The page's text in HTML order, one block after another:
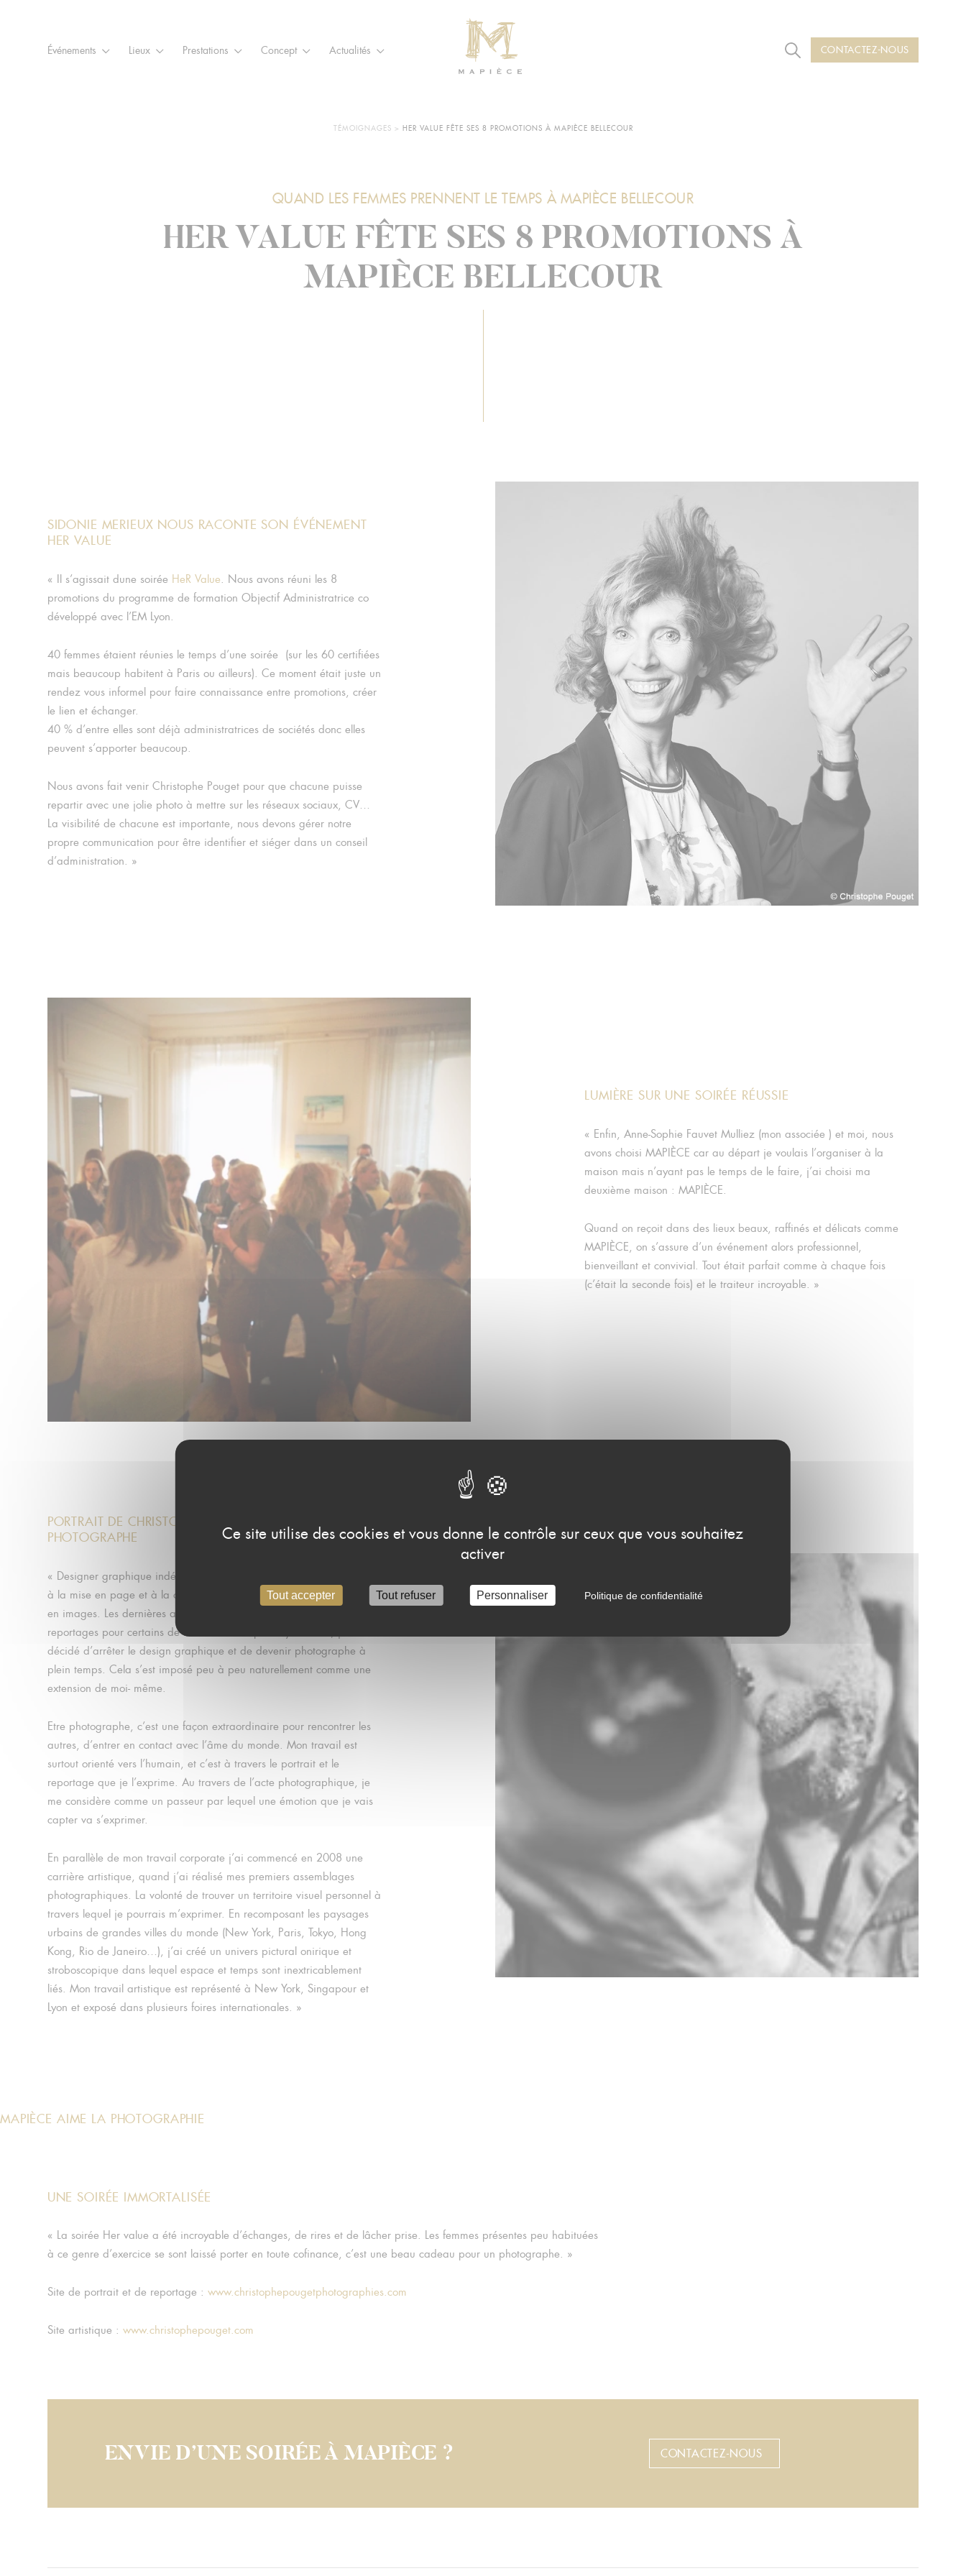
Ce site utilise des cookies et vous donne le contrôle sur ceux que vous souhaitez
activer
Tout accepter Tout refuser Personnaliser Politique de confidentialité
Événements Lieux Prestations Concept Actualités
Rechercher
CONTACTEZ-NOUS
VOUS
TÉMOIGNAGES > HER VALUE FÊTE SES 8 PROMOTIONS À MAPIÈCE BELLECOUR
QUAND LES FEMMES PRENNENT LE TEMPS À MAPIÈCE BELLECOUR
HER VALUE FÊTE SES 8 PROMOTIONS À
SIDONIE MERIEUX NOUS RACONTE SON ÉVÉNEMENT
HER VALUE
« Il s’agissait dune soirée HeR Value. Nous avons réuni les 8
promotions du programme de formation Objectif Administratrice co
développé avec l’EM Lyon.
40 femmes étaient réunies le temps d’une soirée (sur les 60 certifiées
mais beaucoup habitent à Paris ou ailleurs). Ce moment était juste un
rendez vous informel pour faire connaissance entre promotions, créer
le lien et échanger.
40 % d’entre elles sont déjà administratrices de sociétés donc elles
peuvent s’apporter beaucoup.
Nous avons fait venir Christophe Pouget pour que chacune puisse
repartir avec une jolie photo à mettre sur les réseaux sociaux, CV…
La visibilité de chacune est importante, nous devons gérer notre
propre communication pour être identifier et siéger dans un conseil
d’administration. »
LUMIÈRE SUR UNE SOIRÉE RÉUSSIE
« Enfin, Anne-Sophie Fauvet Mulliez (mon associée ) et moi, nous
avons choisi MAPIÈCE car au départ je voulais l’organiser à la
maison mais n’ayant pas le temps de le faire, j’ai choisi ma
deuxième maison : MAPIÈCE.
Quand on reçoit dans des lieux beaux, raffinés et délicats comme
MAPIÈCE, on s’assure d’un événement alors professionnel,
bienveillant et convivial. Tout était parfait comme à chaque fois
(c’était la seconde fois) et le traiteur incroyable. »
PORTRAIT DE CHRISTOPHE POUGET, ARTISTE
PHOTOGRAPHE
« Designer graphique indépendant pendant plus de 15 ans, sensible
à la mise en page et à la composition, j’ai toujours couché mes idées
en images. Les dernières années je faisais déjà des portraits ou des
reportages pour certains de mes clients. Et puis il y a 3 ans, j’ai
décidé d’arrêter le design graphique et de devenir photographe à
plein temps. Cela s’est imposé peu à peu naturellement comme une
extension de moi- même.
Etre photographe, c’est une façon extraordinaire pour rencontrer les
autres, d’entrer en contact avec l’âme du monde. Mon travail est
surtout orienté vers l’humain, et c’est à travers le portrait et le
reportage que je l’exprime. Au travers de l’acte photographique, je
me considère comme un passeur par lequel une émotion que je vais
capter va s’exprimer.
En parallèle de mon travail corporate j’ai commencé en 2008 une
carrière artistique, quand j’ai réalisé mes premiers assemblages
photographiques. La volonté de trouver un territoire visuel personnel à
travers lequel je pourrais m’exprimer. En recomposant les paysages
urbains de grandes villes du monde (New York, Paris, Tokyo, Hong
Kong, Rio de Janeiro…), j’ai créé un univers pictural onirique et
stroboscopique dans lequel espace et temps sont inextricablement
liés. Mon travail artistique est représenté à New York, Singapour et
Lyon et exposé dans plusieurs foires internationales. »
MAPIÈCE AIME LA PHOTOGRAPHIE
UNE SOIRÉE IMMORTALISÉE
« La soirée Her value a été incroyable d’échanges, de rires et de lâcher prise. Les femmes présentes peu habituées
à ce genre d’exercice se sont laissé porter en toute cofinance, c’est une beau cadeau pour un photographe. »
Site de portrait et de reportage : www.christophepougetphotographies.com
Site artistique : www.christophepouget.com
ENVIE D’UNE SOIRÉE À MAPIÈCE ? CONTACTEZ-NOUS